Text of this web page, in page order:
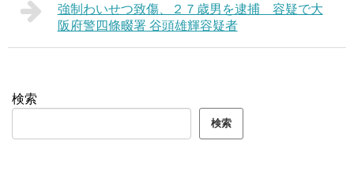
強制わいせつ致傷、２７歳男を逮捕 容疑で大
阪府警四條畷署 谷頭雄輝容疑者
検索
検索